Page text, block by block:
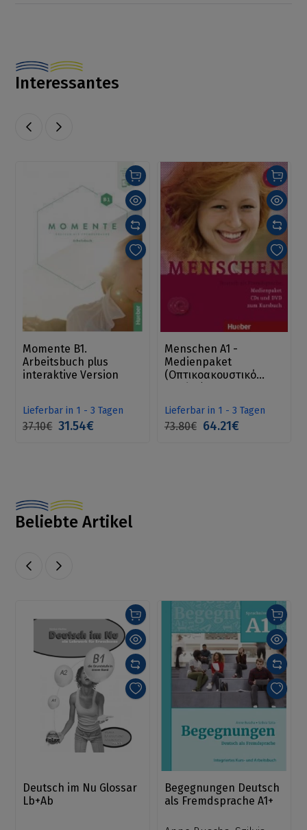
Interessantes
Momente B1.
Arbeitsbuch plus
interaktive Version
Lieferbar in 1 - 3 Tagen
37.10€ 31.54€
Menschen A1 -
Medienpaket
(Οπτικοακουστικό
Lieferbar in 1 - 3 Tagen
73.80€ 64.21€
Beliebte Artikel
Deutsch im Nu Glossar
Lb+Ab
Begegnungen Deutsch
als Fremdsprache A1+